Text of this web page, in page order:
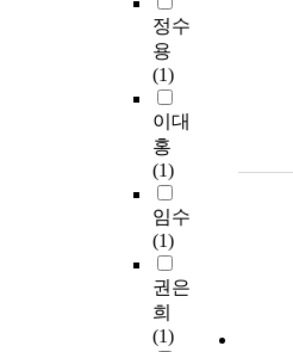
정수
용
(1)
이대
홍
(1)
임수
(1)
권은
희
(1)